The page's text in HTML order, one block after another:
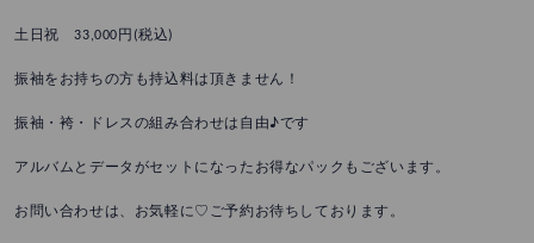
土日祝 33,000円(税込)
振袖をお持ちの方も持込料は頂きません！
振袖・袴・ドレスの組み合わせは自由♪です
アルバムとデータがセットになったお得なパックもございます。
お問い合わせは、お気軽に♡ご予約お待ちしております。